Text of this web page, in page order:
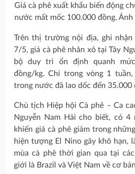
Giá cà phê xuất khẩu biến động
nước mất mốc 100.000 đồng. Ảnh
Trên thị trường nội địa, ghi nhận
7/5, giá cà phê nhân xô tại Tây
bộ duy trì ổn định quanh
đồng/kg. Chỉ trong vòng 1
trong nước đã lao dốc đến 35.000
Chủ tịch Hiệp hội Cà phê – Ca
Nguyễn Nam Hải cho biết, có 4
khiến giá cà phê giảm trong
hiện tượng El Nino gây khô hạn,
mùa cà phê thời gian qua tại
giới là Brazil và Việt Nam về cơ